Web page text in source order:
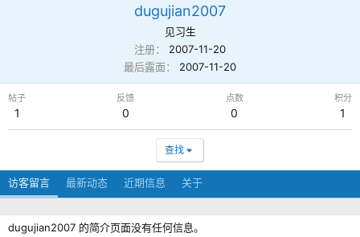
dugujian2007
见习生
注册
2007-11-20
最后露面
2007-11-20
帖子
1
反馈
0
点数
0
积分
1
查找
访客留言 最新动态 近期信息 关于
dugujian2007 的简介页面没有任何信息。